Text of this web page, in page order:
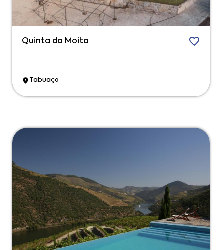
Quinta da Moita
Tabuaço